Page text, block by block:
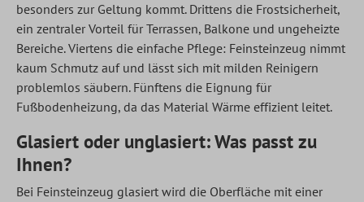
besonders zur Geltung kommt. Drittens die Frostsicherheit,
ein zentraler Vorteil für Terrassen, Balkone und ungeheizte
Bereiche. Viertens die einfache Pflege: Feinsteinzeug nimmt
kaum Schmutz auf und lässt sich mit milden Reinigern
problemlos säubern. Fünftens die Eignung für
Fußbodenheizung, da das Material Wärme effizient leitet.
Glasiert oder unglasiert: Was passt zu
Ihnen?
Bei Feinsteinzeug glasiert wird die Oberfläche mit einer